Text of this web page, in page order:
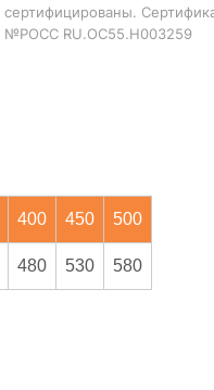
сертифицированы.
№РОСС RU.ОС55.Н003259
400 450 500
480 530 580